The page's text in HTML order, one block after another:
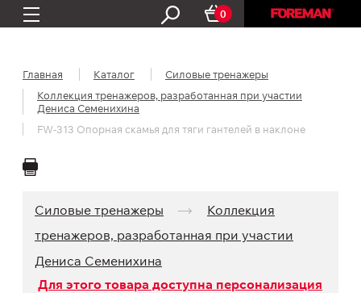
0
Главная Каталог
Силовые тренажеры
Коллекция тренажеров, разработанная при участии
Дениса Семенихина
FW-313 Опорная скамья для тяги гантелей в наклоне
Силовые тренажеры
Коллекция
тренажеров, разработанная при участии
Дениса Семенихина
Для этого товара доступна персонализация